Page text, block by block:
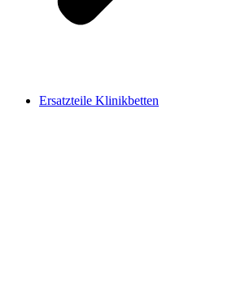
Ersatzteile Klinikbetten